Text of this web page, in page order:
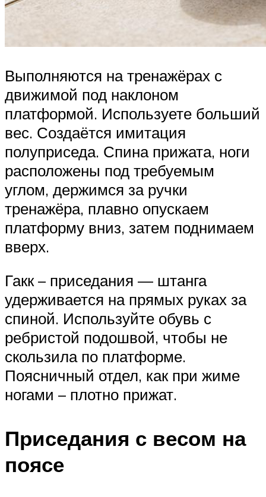
Выполняются на тренажёрах с
движимой под наклоном
платформой. Используете больший
вес. Создаётся имитация
полуприседа. Спина прижата, ноги
расположены под требуемым
углом, держимся за ручки
тренажёра, плавно опускаем
платформу вниз, затем поднимаем
вверх.
Гакк – приседания — штанга
удерживается на прямых руках за
спиной. Используйте обувь с
ребристой подошвой, чтобы не
скользила по платформе.
Поясничный отдел, как при жиме
ногами – плотно прижат.
Приседания с весом на
поясе